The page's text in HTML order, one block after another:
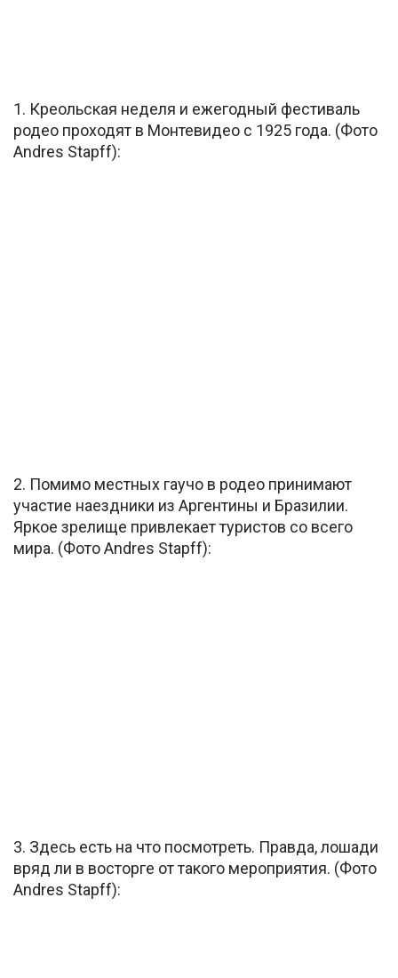
1. Креольская неделя и ежегодный фестиваль
родео проходят в Монтевидео с 1925 года. (Фото
Andres Stapff):
2. Помимо местных гаучо в родео принимают
участие наездники из Аргентины и Бразилии.
Яркое зрелище привлекает туристов со всего
мира. (Фото Andres Stapff):
3. Здесь есть на что посмотреть. Правда, лошади
вряд ли в восторге от такого мероприятия. (Фото
Andres Stapff):